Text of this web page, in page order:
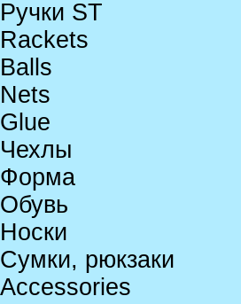
Ручки ST
Rackets
Balls
Nets
Glue
Чехлы
Форма
Обувь
Носки
Сумки, рюкзаки
Accessories